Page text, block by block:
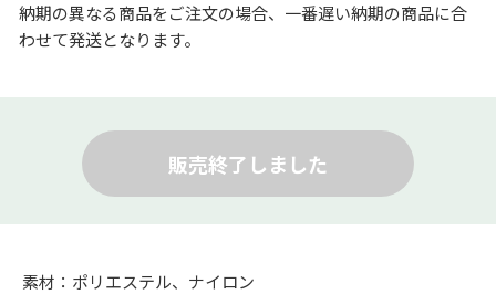
納期の異なる商品をご注文の場合、一番遅い納期の商品に合
わせて発送となります。
販売終了しました
素材：ポリエステル、ナイロン